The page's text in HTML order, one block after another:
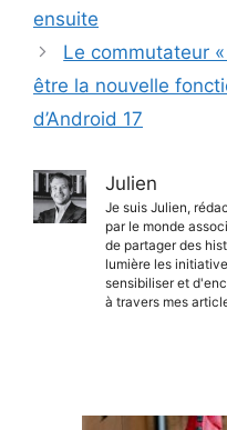
ensuite
Le commutateur
être la nouvelle
d’Android 17
Julien
Je suis Julien,
par le monde
de partager des
lumière les
sensibiliser et
à travers mes